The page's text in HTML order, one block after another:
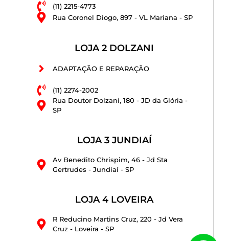
(11) 2215-4773
Rua Coronel Diogo, 897 - VL Mariana - SP
LOJA 2 DOLZANI
ADAPTAÇÃO E REPARAÇÃO
(11) 2274-2002
Rua Doutor Dolzani, 180 - JD da Glória -
SP
LOJA 3 JUNDIAÍ
Av Benedito Chrispim, 46 - Jd Sta
Gertrudes - Jundiaí - SP
LOJA 4 LOVEIRA
R Reducino Martins Cruz, 220 - Jd Vera
Cruz - Loveira - SP